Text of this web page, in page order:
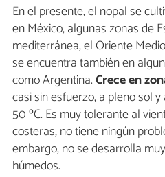
En el presente, el nopal se
en México, algunas zonas de
mediterránea, el Oriente
se encuentra también en
como Argentina.Crece en
casi sin esfuerzo, a pleno sol
50 ºC. Es muy tolerante al
costeras, no tiene ningún
embargo, no se desarrolla
húmedos.